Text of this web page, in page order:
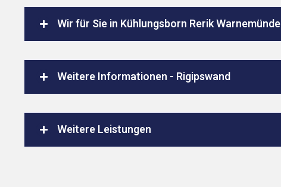
Wir für Sie in Kühlungsborn Rerik Warnemünde
Weitere Informationen - Rigipswand
Weitere Leistungen